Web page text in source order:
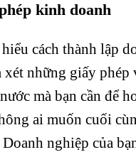
kinh doanh
cách thành lập
xét những giấy phép
mà bạn cần để
ai muốn cuối
nghiệp của